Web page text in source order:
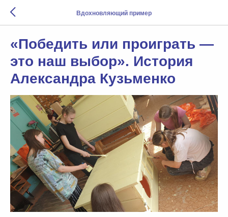
Вдохновляющий пример
«Победить или проиграть —
это наш выбор». История
Александра Кузьменко